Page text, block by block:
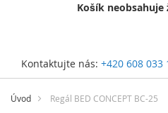
Košík neobsahuje
Kontaktujte nás: +420 608 033
Přejít
obsah
Úvod Regál BED CONCEPT BC-25